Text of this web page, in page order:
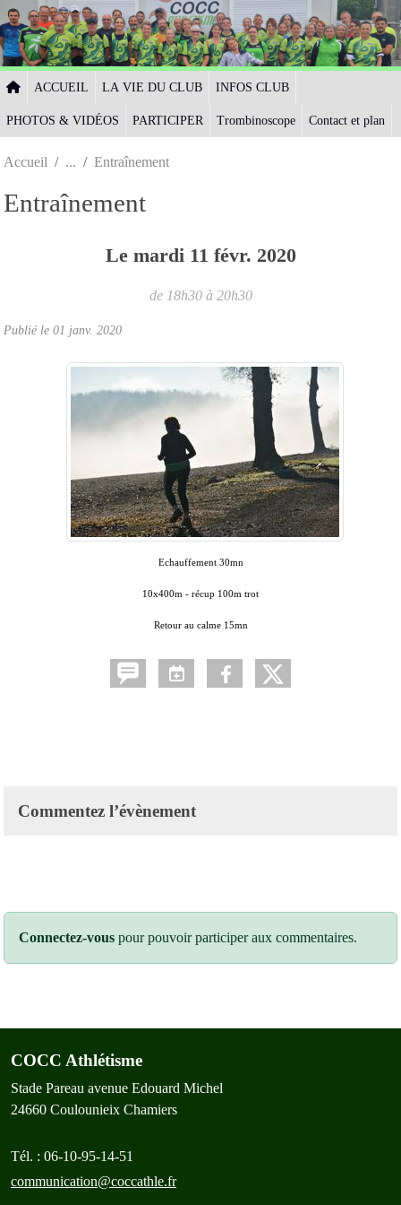
ACCUEIL LA VIE DU CLUB INFOS CLUB
PHOTOS & VIDÉOS PARTICIPER Trombinoscope Contact et plan
Accueil Entraînement
Entraînement
Le mardi 11 févr. 2020
de 18h30 à 20h30
Publié le 01 janv. 2020
Echauffement 30mn
10x400m - récup 100m trot
Retour au calme 15mn
Commentez l’évènement
Connectez-vous pour pouvoir participer aux commentaires.
COCC Athlétisme
Stade Pareau avenue Edouard Michel
24660 Coulounieix Chamiers
Tél. : 06-10-95-14-51
communication@coccathle.fr
Panneau de gestion des cookies